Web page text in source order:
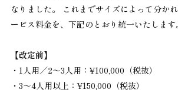
なりました。 これまでサイズによって分か
ービス料金を、下記のとおり統一いたします。
【改定前】
・1人用／2～3人用：¥100,000（税抜）
・3～4人用以上：¥150,000（税抜）